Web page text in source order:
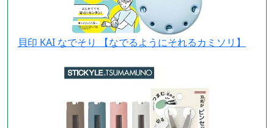
貝印 KAI なでそり 【なでるようにそれるカミソリ】